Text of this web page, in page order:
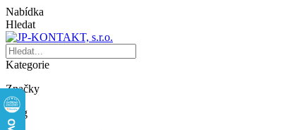
Nabídka
Hledat
Kategorie
Značky
Blog